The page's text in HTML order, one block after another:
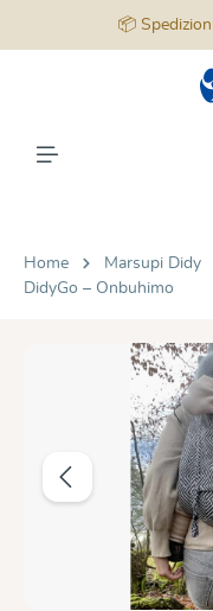
📦
Home Marsupi Didy
DidyGo – Onbuhimo
Salta la galleria di